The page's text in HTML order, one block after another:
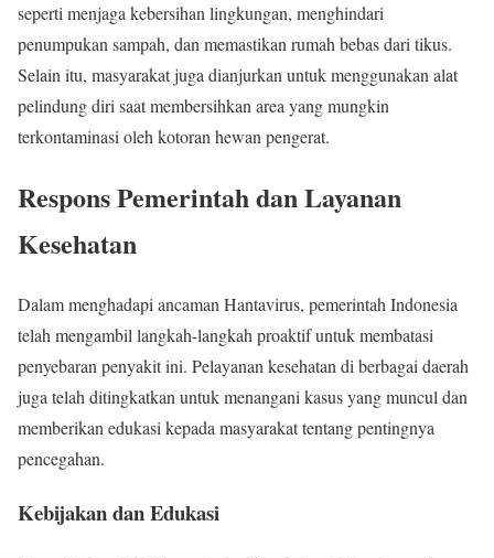
seperti menjaga kebersihan lingkungan, menghindari
penumpukan sampah, dan memastikan rumah bebas dari tikus.
Selain itu, masyarakat juga dianjurkan untuk menggunakan alat
pelindung diri saat membersihkan area yang mungkin
terkontaminasi oleh kotoran hewan pengerat.
Respons Pemerintah dan Layanan
Kesehatan
Dalam menghadapi ancaman Hantavirus, pemerintah Indonesia
telah mengambil langkah-langkah proaktif untuk membatasi
penyebaran penyakit ini. Pelayanan kesehatan di berbagai daerah
juga telah ditingkatkan untuk menangani kasus yang muncul dan
memberikan edukasi kepada masyarakat tentang pentingnya
pencegahan.
Kebijakan dan Edukasi